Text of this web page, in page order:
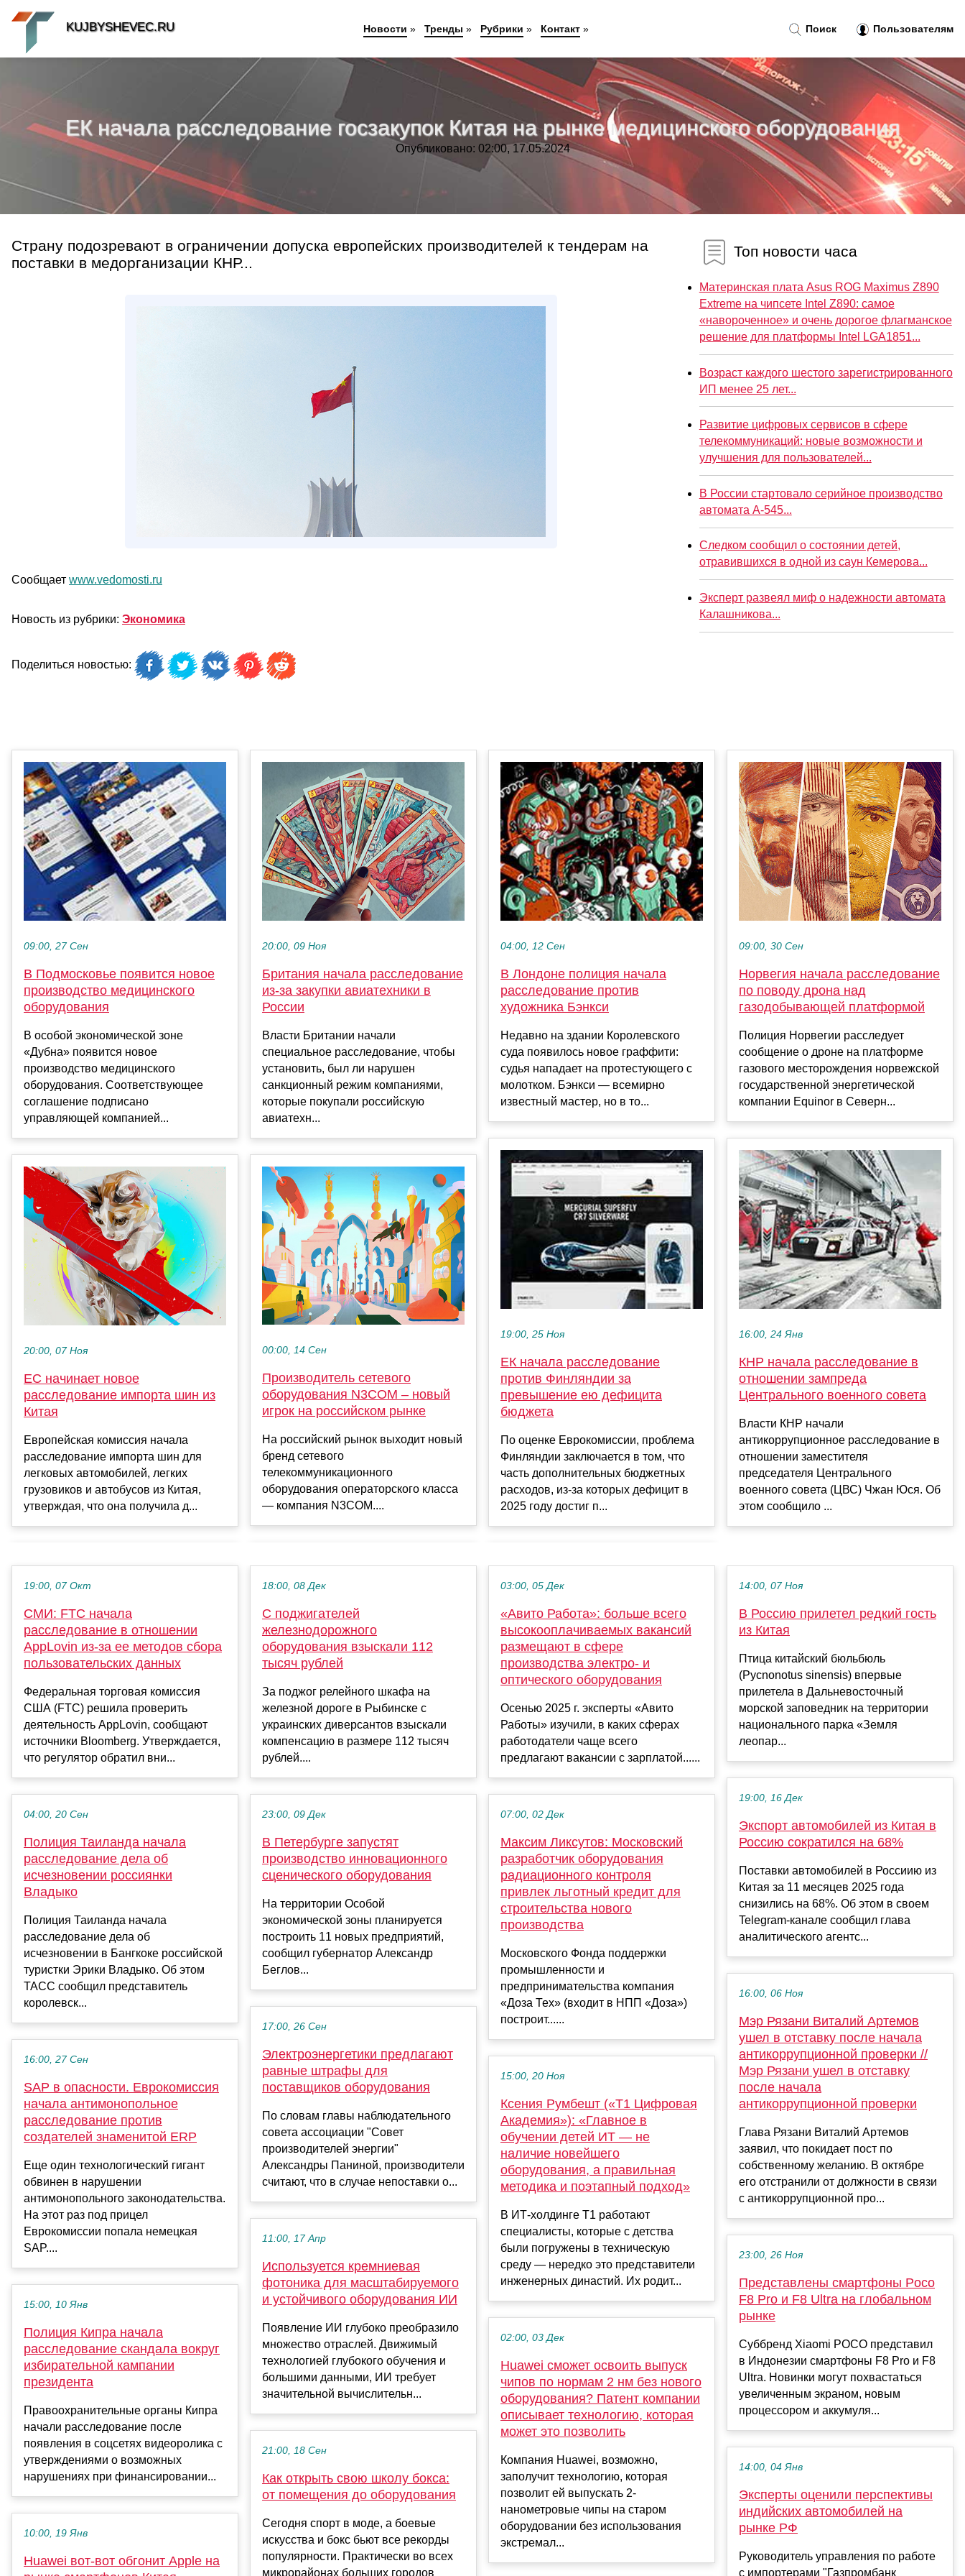
ЕК начала расследование госзакупок Китая на рынке медицинского оборудования
Опубликовано: 02:00, 17.05.2024
Страну подозревают в ограничении допуска европейских производителей к тендерам на
поставки в медорганизации КНР...
Сообщает www.vedomosti.ru
Новость из рубрики: Экономика
Поделиться новостью:
Топ новости часа
Материнская плата Asus ROG Maximus Z890
Extreme на чипсете Intel Z890: самое
«навороченное» и очень дорогое флагманское
решение для платформы Intel LGA1851...
Возраст каждого шестого зарегистрированного
ИП менее 25 лет...
Развитие цифровых сервисов в сфере
телекоммуникаций: новые возможности и
улучшения для пользователей...
В России стартовало серийное производство
автомата А-545...
Следком сообщил о состоянии детей,
отравившихся в одной из саун Кемерова...
Эксперт развеял миф о надежности автомата
Калашникова...
09:00, 27 Сен
В Подмосковье появится новое
производство медицинского
оборудования
В особой экономической зоне
«Дубна» появится новое
производство медицинского
оборудования. Соответствующее
соглашение подписано
управляющей компанией...
20:00, 07 Ноя
ЕС начинает новое
расследование импорта шин из
Китая
Европейская комиссия начала
расследование импорта шин для
легковых автомобилей, легких
грузовиков и автобусов из Китая,
утверждая, что она получила д...
20:00, 09 Ноя
Британия начала расследование
из-за закупки авиатехники в
России
Власти Британии начали
специальное расследование, чтобы
установить, был ли нарушен
санкционный режим компаниями,
которые покупали российскую
авиатехн...
00:00, 14 Сен
Производитель сетевого
оборудования N3COM – новый
игрок на российском рынке
На российский рынок выходит новый
бренд сетевого
телекоммуникационного
оборудования операторского класса
— компания N3COM....
04:00, 12 Сен
В Лондоне полиция начала
расследование против
художника Бэнкси
Недавно на здании Королевского
суда появилось новое граффити:
судья нападает на протестующего с
молотком. Бэнкси — всемирно
известный мастер, но в то...
19:00, 25 Ноя
ЕК начала расследование
против Финляндии за
превышение ею дефицита
бюджета
По оценке Еврокомиссии, проблема
Финляндии заключается в том, что
часть дополнительных бюджетных
расходов, из-за которых дефицит в
2025 году достиг п...
09:00, 30 Сен
Норвегия начала расследование
по поводу дрона над
газодобывающей платформой
Полиция Норвегии расследует
сообщение о дроне на платформе
газового месторождения норвежской
государственной энергетической
компании Equinor в Северн...
16:00, 24 Янв
КНР начала расследование в
отношении зампреда
Центрального военного совета
Власти КНР начали
антикоррупционное расследование в
отношении заместителя
председателя Центрального
военного совета (ЦВС) Чжан Юся. Об
этом сообщило ...
19:00, 07 Окт
СМИ: FTC начала
расследование в отношении
AppLovin из-за ее методов сбора
пользовательских данных
Федеральная торговая комиссия
США (FTC) решила проверить
деятельность AppLovin, сообщают
источники Bloomberg. Утверждается,
что регулятор обратил вни...
04:00, 20 Сен
Полиция Таиланда начала
расследование дела об
исчезновении россиянки
Владыко
Полиция Таиланда начала
расследование дела об
исчезновении в Бангкоке российской
туристки Эрики Владыко. Об этом
ТАСС сообщил представитель
королевск...
16:00, 27 Сен
SAP в опасности. Еврокомиссия
начала антимонопольное
расследование против
создателей знаменитой ERP
Еще один технологический гигант
обвинен в нарушении
антимонопольного законодательства.
На этот раз под прицел
Еврокомиссии попала немецкая
SAP....
15:00, 10 Янв
Полиция Кипра начала
расследование скандала вокруг
избирательной кампании
президента
Правоохранительные органы Кипра
начали расследование после
появления в соцсетях видеоролика с
утверждениями о возможных
нарушениях при финансировании...
10:00, 19 Янв
Huawei вот-вот обгонит Apple на
18:00, 08 Дек
С поджигателей
железнодорожного
оборудования взыскали 112
тысяч рублей
За поджог релейного шкафа на
железной дороге в Рыбинске с
украинских диверсантов взыскали
компенсацию в размере 112 тысяч
рублей....
23:00, 09 Дек
В Петербурге запустят
производство инновационного
сценического оборудования
На территории Особой
экономической зоны планируется
построить 11 новых предприятий,
сообщил губернатор Александр
Беглов...
17:00, 26 Сен
Электроэнергетики предлагают
равные штрафы для
поставщиков оборудования
По словам главы наблюдательного
совета ассоциации "Совет
производителей энергии"
Александры Паниной, производители
считают, что в случае непоставки о...
11:00, 17 Апр
Используется кремниевая
фотоника для масштабируемого
и устойчивого оборудования ИИ
Появление ИИ глубоко преобразило
множество отраслей. Движимый
технологией глубокого обучения и
большими данными, ИИ требует
значительной вычислительн...
21:00, 18 Сен
Как открыть свою школу бокса:
от помещения до оборудования
Сегодня спорт в моде, а боевые
искусства и бокс бьют все рекорды
популярности. Практически во всех
микрорайонах больших городов
03:00, 05 Дек
«Авито Работа»: больше всего
высокооплачиваемых вакансий
размещают в сфере
производства электро- и
оптического оборудования
Осенью 2025 г. эксперты «Авито
Работы» изучили, в каких сферах
работодатели чаще всего
предлагают вакансии с зарплатой......
07:00, 02 Дек
Максим Ликсутов: Московский
разработчик оборудования
радиационного контроля
привлек льготный кредит для
строительства нового
производства
Московского Фонда поддержки
промышленности и
предпринимательства компания
«Доза Тех» (входит в НПП «Доза»)
построит......
15:00, 20 Ноя
Ксения Румбешт («Т1 Цифровая
Академия»): «Главное в
обучении детей ИТ — не
наличие новейшего
оборудования, а правильная
методика и поэтапный подход»
В ИТ-холдинге Т1 работают
специалисты, которые с детства
были погружены в техническую
среду — нередко это представители
инженерных династий. Их родит...
02:00, 03 Дек
Huawei сможет освоить выпуск
чипов по нормам 2 нм без нового
оборудования? Патент компании
описывает технологию, которая
может это позволить
Компания Huawei, возможно,
заполучит технологию, которая
позволит ей выпускать 2-
нанометровые чипы на старом
оборудовании без использования
экстремал...
14:00, 07 Ноя
В Россию прилетел редкий гость
из Китая
Птица китайский бюльбюль
(Pycnonotus sinensis) впервые
прилетела в Дальневосточный
морской заповедник на территории
национального парка «Земля
леопар...
19:00, 16 Дек
Экспорт автомобилей из Китая в
Россию сократился на 68%
Поставки автомобилей в Россиию из
Китая за 11 месяцев 2025 года
снизились на 68%. Об этом в своем
Telegram-канале сообщил глава
аналитического агентс...
16:00, 06 Ноя
Мэр Рязани Виталий Артемов
ушел в отставку после начала
антикоррупционной проверки //
Мэр Рязани ушел в отставку
после начала
антикоррупционной проверки
Глава Рязани Виталий Артемов
заявил, что покидает пост по
собственному желанию. В октябре
его отстранили от должности в связи
с антикоррупционной про...
23:00, 26 Ноя
Представлены смартфоны Poco
F8 Pro и F8 Ultra на глобальном
рынке
Суббренд Xiaomi POCO представил
в Индонезии смартфоны F8 Pro и F8
Ultra. Новинки могут похвастаться
увеличенным экраном, новым
процессором и аккумуля...
14:00, 04 Янв
Эксперты оценили перспективы
индийских автомобилей на
рынке РФ
Руководитель управления по работе
с импортерами "Газпромбанк
Поиск Пользователям
KUJBYSHEVEC.RU Новости » Тренды » Рубрики » Контакт»